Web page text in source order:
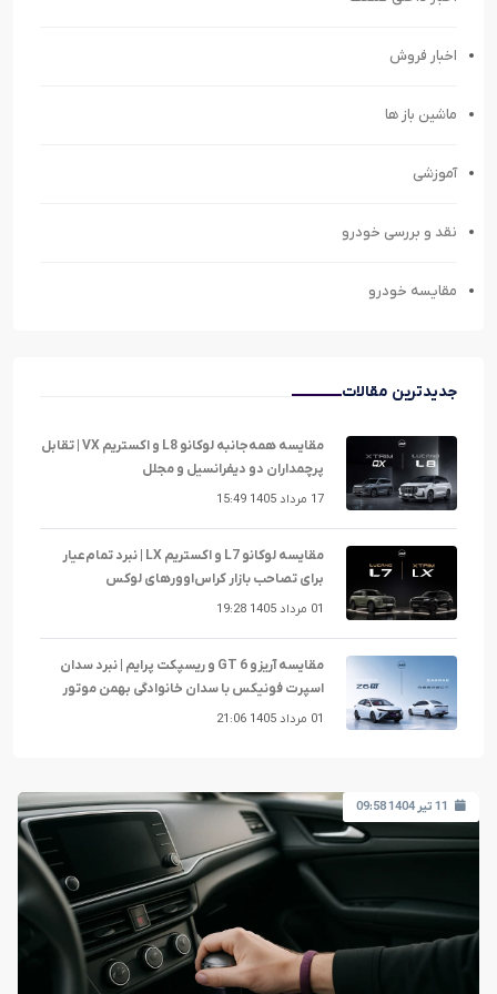
اخبار فروش
ماشین باز ها
آموزشی
نقد و بررسی خودرو
مقایسه خودرو
جدیدترین مقالات
مقایسه همه‌جانبه لوکانو L8 و اکستریم VX | تقابل
پرچمداران دو دیفرانسیل و مجلل
17 مرداد 1405 15:49
مقایسه لوکانو L7 و اکستریم LX | نبرد تمام‌عیار
برای تصاحب بازار کراس‌اوورهای لوکس
01 مرداد 1405 19:28
مقایسه آریزو 6 GT و ریسپکت پرایم | نبرد سدان
اسپرت فونیکس با سدان خانوادگی بهمن موتور
01 مرداد 1405 21:06